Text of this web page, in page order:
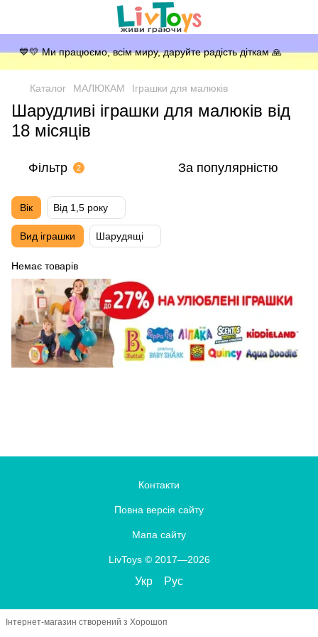
💙💛 Ми працюємо, всім миру, даруйте радість діткам 🙏
Каталог МАЛЮКАМ Іграшки для малюкiв
Шарудливі іграшки для малюків від
18 місяців
Фільтр 2 За популярністю
Вік Від 1,5 року
Вид іграшки Шарудящі
Немає товарів
Контакти
Повна версія сайту
Мапа сайту
LivToys © 2017—2026
Укр Рус
Інтернет-магазин створений з Хорошоп